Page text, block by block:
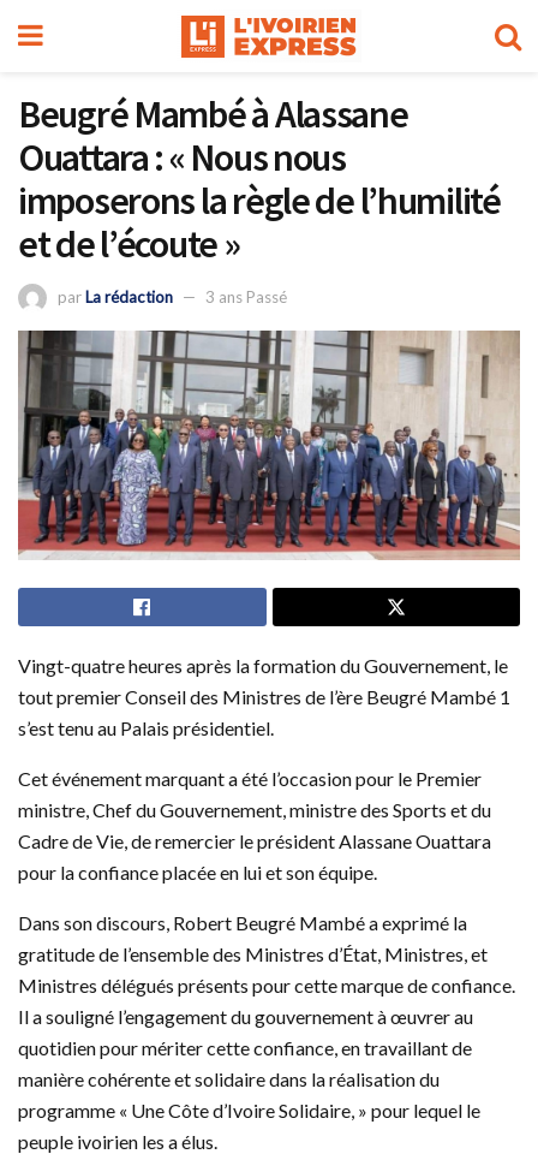
Beugré Mambé à Alassane
Ouattara : « Nous nous
imposerons la règle de l’humilité
et de l’écoute »
parLa rédaction 3 ans Passé
Vingt-quatre heures après la formation du Gouvernement, le
tout premier Conseil des Ministres de l’ère Beugré Mambé 1
s’est tenu au Palais présidentiel.
Cet événement marquant a été l’occasion pour le Premier
ministre, Chef du Gouvernement, ministre des Sports et du
Cadre de Vie, de remercier le président Alassane Ouattara
pour la confiance placée en lui et son équipe.
Dans son discours, Robert Beugré Mambé a exprimé la
gratitude de l’ensemble des Ministres d’État, Ministres, et
Ministres délégués présents pour cette marque de confiance.
Il a souligné l’engagement du gouvernement à œuvrer au
quotidien pour mériter cette confiance, en travaillant de
manière cohérente et solidaire dans la réalisation du
programme « Une Côte d’Ivoire Solidaire, » pour lequel le
peuple ivoirien les a élus.